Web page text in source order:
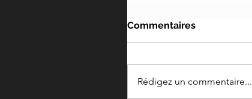
Commentaires
Rédigez un commentaire...